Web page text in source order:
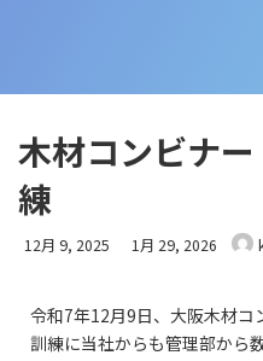
木材コンビナ
練
12月 9, 2025 1月 29, 2026
令和7年12月9日、大阪木材コ
訓練に当社からも管理部から